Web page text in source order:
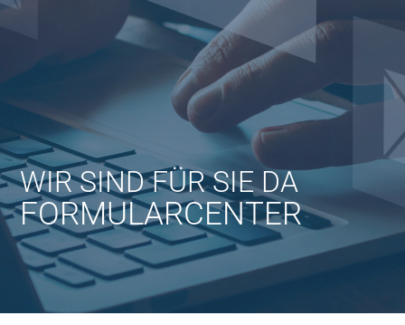
WIR SIND FÜR SIE DA
FORMULARCENTER